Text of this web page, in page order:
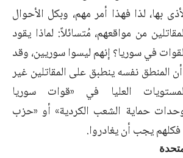
بها، لذا فهذا أمر مهم، وبكل الأحوال
من مواقعهم، مُتسائلاً: لماذا يقود
في سوريا؟ إنهم ليسوا ‏سوريين، وقد
المنطق نفسه ينطبق على المقاتلين غير
‏العليا في «قوات سوريا
حماية الشعب الكردية» أو «حزب
فكلهم يجب أن يغادروا.‏